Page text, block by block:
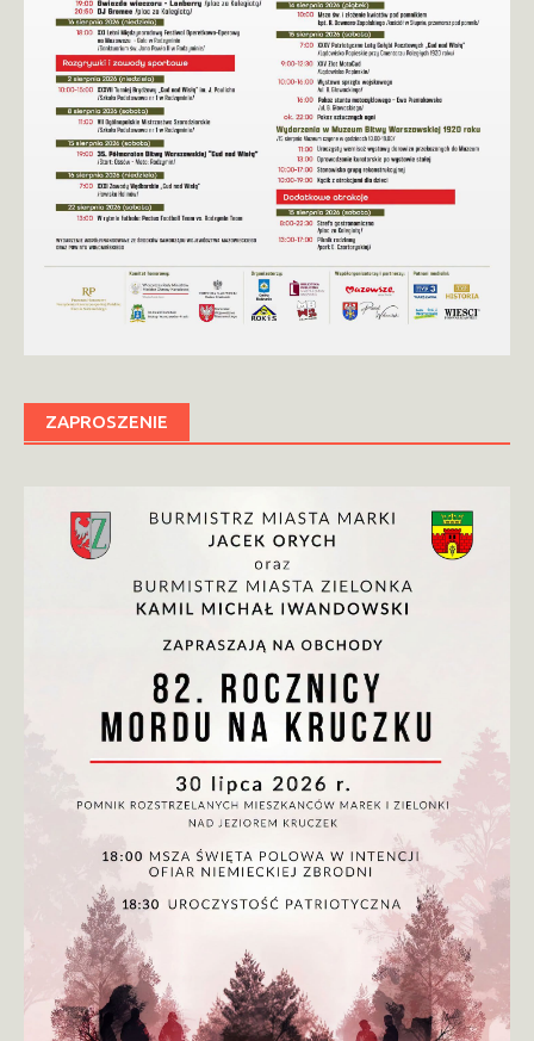
ZAPROSZENIE